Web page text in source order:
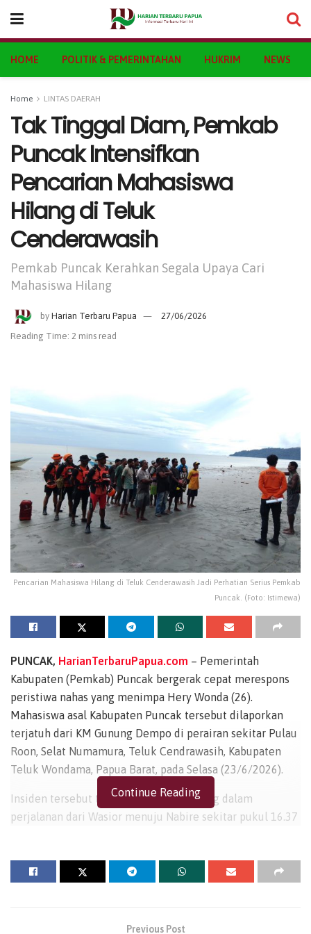
HOME POLITIK & PEMERINTAHAN HUKRIM NEWS
Home LINTAS DAERAH
Tak Tinggal Diam, Pemkab
Puncak Intensifkan
Pencarian Mahasiswa
Hilang di Teluk
Cenderawasih
Pemkab Puncak Kerahkan Segala Upaya Cari
Mahasiswa Hilang
by Harian Terbaru Papua
27/06/2026
Reading Time: 2 mins read
Pencarian Mahasiswa Hilang di Teluk Cenderawasih Jadi Perhatian Serius Pemkab
Puncak. (Foto: Istimewa)
PUNCAK, HarianTerbaruPapua.com – Pemerintah
Kabupaten (Pemkab) Puncak bergerak cepat merespons
peristiwa nahas yang menimpa Hery Wonda (26).
Mahasiswa asal Kabupaten Puncak tersebut dilaporkan
terjatuh dari KM Gunung Dempo di perairan sekitar Pulau
Roon, Selat Numamura, Teluk Cendrawasih, Kabupaten
Teluk Wondama, Papua Barat, pada Selasa (23/6/2026).
Insiden tersebut terjadi saat kapal sedang dalam
perjalanan dari Wasior menuju Nabire sekitar pukul 16.37
dan telah mengambil langkah koordinasi intensif dengan
Continue Reading
Previous Post